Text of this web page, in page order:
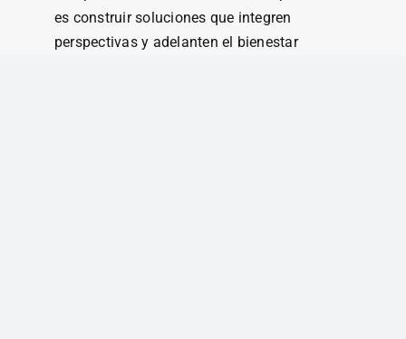
es construir soluciones que integren
perspectivas y adelanten el bienestar